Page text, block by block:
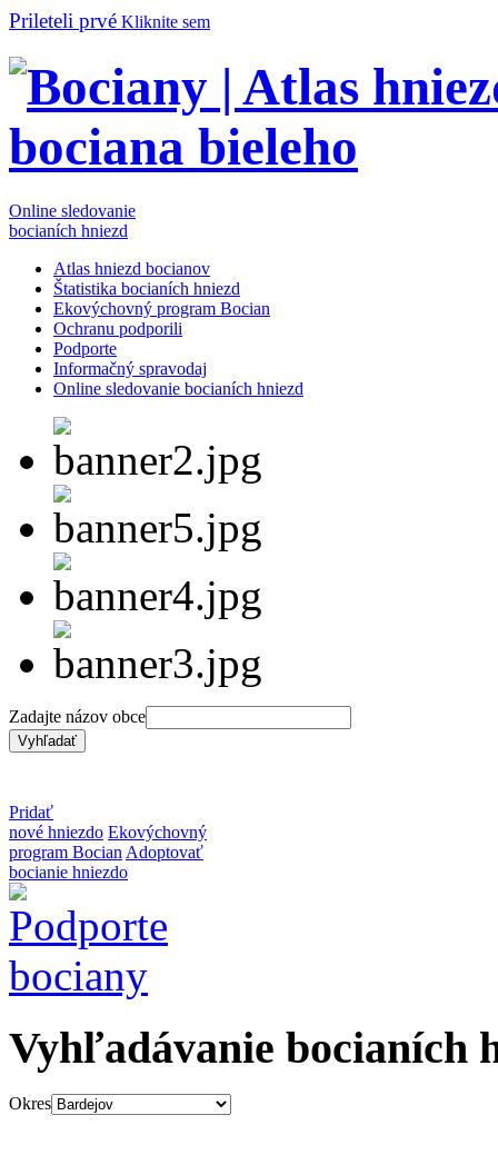
Prileteli prvé Kliknite sem
Online sledovanie
bocianích hniezd
Atlas hniezd bocianov
Štatistika bocianích hniezd
Ekovýchovný program Bocian
Ochranu podporili
Podporte
Informačný spravodaj
Online sledovanie bocianích hniezd
Zadajte názov obce
Pridať
nové hniezdo Ekovýchovný
program Bocian Adoptovať
bocianie hniezdo
Vyhľadávanie bocianích
Okres